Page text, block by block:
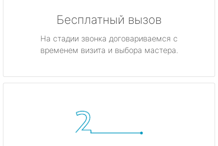
Бесплатный вызов
На стадии звонка договариваемся с
временем визита и выбора мастера.